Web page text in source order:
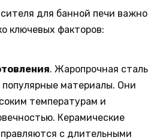
для банной печи важно
ключевых факторов:
. Жаропрочная сталь
популярные материалы. Они
температурам и
Керамические
с длительными